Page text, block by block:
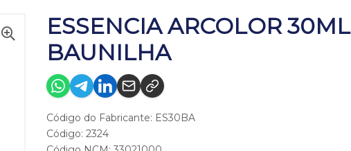
ESSENCIA ARCOLOR 30ML
BAUNILHA
Código do Fabricante: ES30BA
Código: 2324